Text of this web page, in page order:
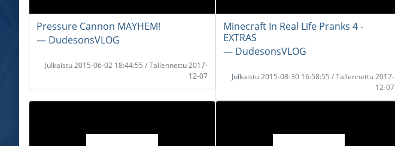
Pressure Cannon MAYHEM!
― DudesonsVLOG
Julkaistu 2015-06-02 18:44:55 / Tallennettu 2017-
12-07
Minecraft In Real Life Pranks 4 -
EXTRAS
― DudesonsVLOG
Julkaistu 2015-08-30 16:58:55 / Tallennettu 2017-
12-07